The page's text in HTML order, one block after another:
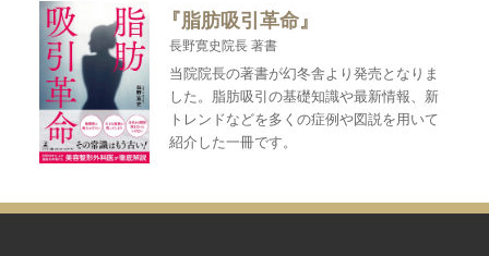
『脂肪吸引革命』
長野寛史院長 著書
当院院長の著書が幻冬舎より発売となりま
した。脂肪吸引の基礎知識や最新情報、新
トレンドなどを多くの症例や図説を用いて
紹介した一冊です。